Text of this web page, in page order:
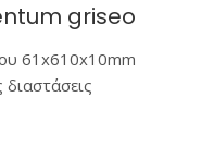
griseo
61x610x10mm
διαστάσεις